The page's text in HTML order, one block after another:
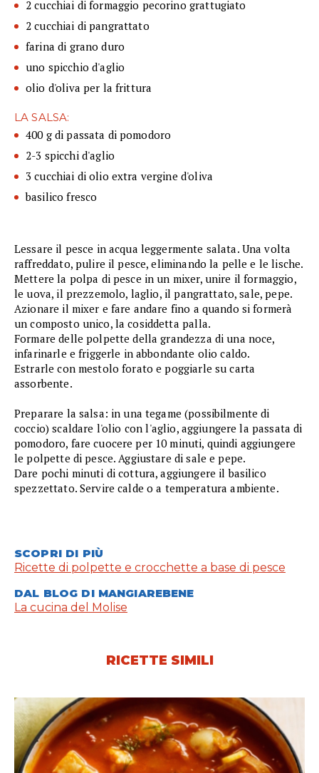
2 cucchiai di formaggio pecorino grattugiato
2 cucchiai di pangrattato
farina di grano duro
uno spicchio d'aglio
olio d'oliva per la frittura
LA SALSA:
400 g di passata di pomodoro
2-3 spicchi d'aglio
3 cucchiai di olio extra vergine d'oliva
basilico fresco
Lessare il pesce in acqua leggermente salata. Una volta
raffreddato, pulire il pesce, eliminando la pelle e le lische.
Mettere la polpa di pesce in un mixer, unire il formaggio,
le uova, il prezzemolo, laglio, il pangrattato, sale, pepe.
Azionare il mixer e fare andare fino a quando si formerà
un composto unico, la cosiddetta palla.
Formare delle polpette della grandezza di una noce,
infarinarle e friggerle in abbondante olio caldo.
Estrarle con mestolo forato e poggiarle su carta
assorbente.
Preparare la salsa: in una tegame (possibilmente di
coccio) scaldare l'olio con l'aglio, aggiungere la passata di
pomodoro, fare cuocere per 10 minuti, quindi aggiungere
le polpette di pesce. Aggiustare di sale e pepe.
Dare pochi minuti di cottura, aggiungere il basilico
spezzettato. Servire calde o a temperatura ambiente.
SCOPRI DI PIÙ
Ricette di polpette e crocchette a base di pesce
DAL BLOG DI MANGIAREBENE
La cucina del Molise
RICETTE SIMILI